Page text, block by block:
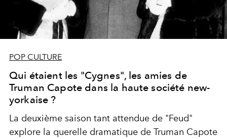
POP CULTURE
Qui étaient les "Cygnes", les amies de
Truman Capote dans la haute société new-
yorkaise ?
La deuxième saison tant attendue de "Feud"
explore la querelle dramatique de Truman Capote